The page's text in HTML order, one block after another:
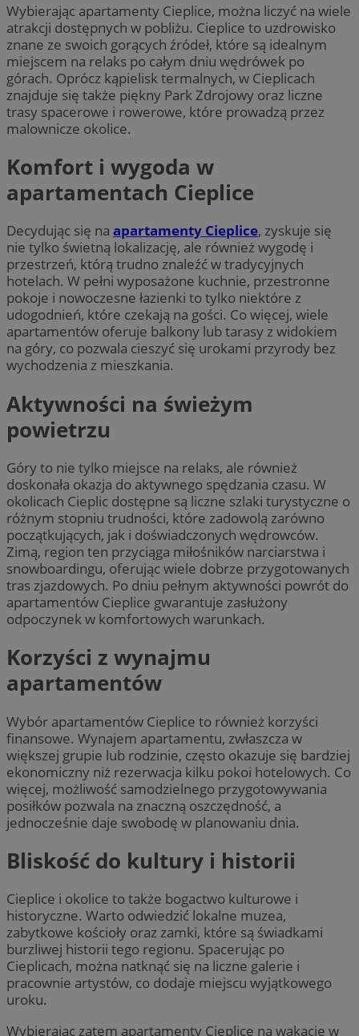
Wybierając apartamenty Cieplice, można liczyć na wiele
atrakcji dostępnych w pobliżu. Cieplice to uzdrowisko
znane ze swoich gorących źródeł, które są idealnym
miejscem na relaks po całym dniu wędrówek po
górach. Oprócz kąpielisk termalnych, w Cieplicach
znajduje się także piękny Park Zdrojowy oraz liczne
trasy spacerowe i rowerowe, które prowadzą przez
malownicze okolice.
Komfort i wygoda w
apartamentach Cieplice
Decydując się na apartamenty Cieplice, zyskuje się
nie tylko świetną lokalizację, ale również wygodę i
przestrzeń, którą trudno znaleźć w tradycyjnych
hotelach. W pełni wyposażone kuchnie, przestronne
pokoje i nowoczesne łazienki to tylko niektóre z
udogodnień, które czekają na gości. Co więcej, wiele
apartamentów oferuje balkony lub tarasy z widokiem
na góry, co pozwala cieszyć się urokami przyrody bez
wychodzenia z mieszkania.
Aktywności na świeżym
powietrzu
Góry to nie tylko miejsce na relaks, ale również
doskonała okazja do aktywnego spędzania czasu. W
okolicach Cieplic dostępne są liczne szlaki turystyczne o
różnym stopniu trudności, które zadowolą zarówno
początkujących, jak i doświadczonych wędrowców.
Zimą, region ten przyciąga miłośników narciarstwa i
snowboardingu, oferując wiele dobrze przygotowanych
tras zjazdowych. Po dniu pełnym aktywności powrót do
apartamentów Cieplice gwarantuje zasłużony
odpoczynek w komfortowych warunkach.
Korzyści z wynajmu
apartamentów
Wybór apartamentów Cieplice to również korzyści
finansowe. Wynajem apartamentu, zwłaszcza w
większej grupie lub rodzinie, często okazuje się bardziej
ekonomiczny niż rezerwacja kilku pokoi hotelowych. Co
więcej, możliwość samodzielnego przygotowywania
posiłków pozwala na znaczną oszczędność, a
jednocześnie daje swobodę w planowaniu dnia.
Bliskość do kultury i historii
Cieplice i okolice to także bogactwo kulturowe i
historyczne. Warto odwiedzić lokalne muzea,
zabytkowe kościoły oraz zamki, które są świadkami
burzliwej historii tego regionu. Spacerując po
Cieplicach, można natknąć się na liczne galerie i
pracownie artystów, co dodaje miejscu wyjątkowego
uroku.
Wybierając zatem apartamenty Cieplice na wakacje w